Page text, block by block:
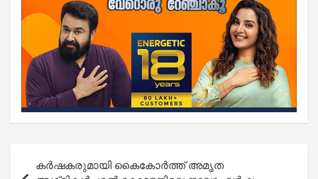
കർഷകരുമായി കൈകോർത്ത്‌ അമൃത